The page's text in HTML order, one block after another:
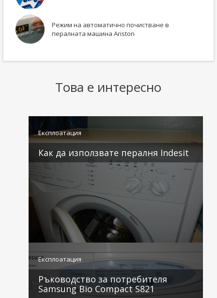
Режим на автоматично почистване в
пералната машина Ariston
Това е интересно
Експлоатация
Как да използвате пералня Indesit
3 коментара
Експлоатация
Ръководство за потребителя
Samsung Bio Compact S821